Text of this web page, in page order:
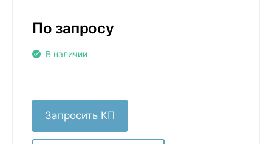
По запросу
В наличии
Запросить КП